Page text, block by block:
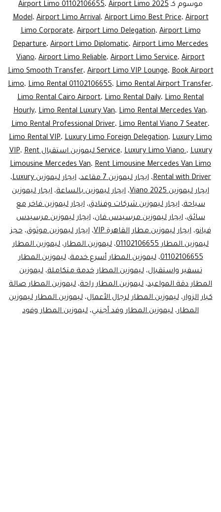
Viano
7
for
VIP
&
موسوم كـ
Airport Limo 01102106655، Airport Limo 2025
Model،Airport Limo Arrival،Airport Limo Best Price،Airport
Limo Corporate،Airport Limo Delegation،Airport Limo
Departure، Airport Limo Diplomatic، Airport Limo Mercedes
Viano، Airport Limo Reliable، Airport Limo Service، Airport
Limo Smooth Transfer،Airport Limo VIP Lounge،Book Airport
Limo، Limo Rental 01102106655، Limo Rental Airport Transfer،
Limo Rental Cairo Airport، Limo Rental Daily، Limo Rental
Hourly، Limo Rental Luxury Van، Limo Rental Mercedes Van،
Limo Rental Professional Driver، Limo Rental Viano 7 Seater،
Limo Rental VIP، Luxury Limo Foreign Delegation، Luxury Limo
Service،Luxury Limo Viano.،Luxury ليموزين استقبال VIP ،Rent
Limousine Mercedes Van، Rent Limousine Mercedes Van Limo
Rental with Driver،ايجار ليموزين 7 مقاعد ،ايجار ليموزين Luxury
،
ايجار ليموزين Viano 2025
، ايجار ليموزين بالساعة، ايجار ليموزين
سياحة،ايجار ليموزين شركات وفنادق،ايجار ليموزين فاخر مع
سائق،ايجار ليموزين مرسيدس فان،ايجار ليموزين مرسيدس
فيانو،ايجار ليموزين مطار القاهرة VIP ،ايجار ليموزين موثوق،حجز
ليموزين المطار 01102106655
، ليموزين المطار، ليموزين المطار
01102106655،ليموزين المطار أسرع خدمة،ليموزين المطار
تسفير واستقبال،ليموزين المطار خدمة متكاملة،ليموزين
المطار دقة المواعيد، ليموزين المطار راحة، ليموزين المطار صالة
كبار الزوار،ليموزين المطار لرجال الأعمال،ليموزين المطار ليموزين
المطار، ليموزين المطار وفد أجنبي، ليموزين المطار وفود